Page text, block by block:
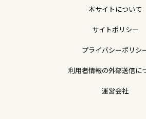
本サイトについて
サイトポリシー
プライバシーポリシ
利用者情報の外部送信に
運営会社